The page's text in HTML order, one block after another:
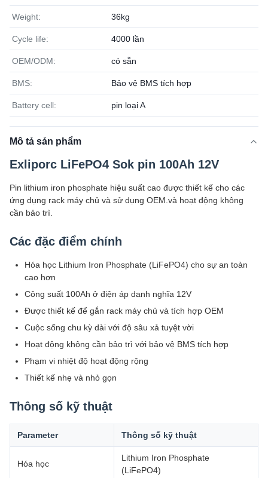
Weight: 36kg
Cycle life: 4000 lần
OEM/ODM: có sẵn
BMS: Bảo vệ BMS tích hợp
Battery cell: pin loại A
Mô tả sản phẩm
Exliporc LiFePO4 Sok pin 100Ah 12V
Pin lithium iron phosphate hiệu suất cao được thiết kế cho các
ứng dụng rack máy chủ và sử dụng OEM.và hoạt động không
cần bảo trì.
Các đặc điểm chính
Hóa học Lithium Iron Phosphate (LiFePO4) cho sự an toàn
cao hơn
Công suất 100Ah ở điện áp danh nghĩa 12V
Được thiết kế để gắn rack máy chủ và tích hợp OEM
Cuộc sống chu kỳ dài với độ sâu xả tuyệt vời
Hoạt động không cần bảo trì với bảo vệ BMS tích hợp
Phạm vi nhiệt độ hoạt động rộng
Thiết kế nhẹ và nhỏ gọn
Thông số kỹ thuật
Parameter Thông số kỹ thuật
Hóa học
Lithium Iron Phosphate
(LiFePO4)